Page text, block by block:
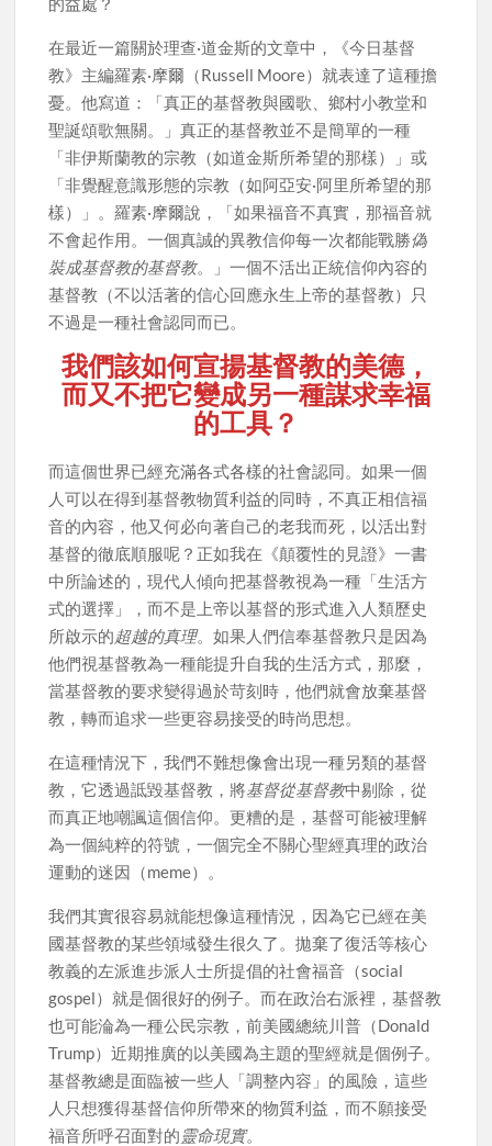
在最近一篇關於理查·道金斯的文章中，《今日基督
教》主編羅素·摩爾（Russell Moore）就表達了這種擔
憂。他寫道：「真正的基督教與國歌、鄉村小教堂和
聖誕頌歌無關。」真正的基督教並不是簡單的一種
「非伊斯蘭教的宗教（如道金斯所希望的那樣）」或
「非覺醒意識形態的宗教（如阿亞安·阿里所希望的那
樣）」。羅素·摩爾說，「如果福音不真實，那福音就
不會起作用。一個真誠的異教信仰每一次都能戰勝偽
裝成基督教的基督教。」一個不活出正統信仰內容的
基督教（不以活著的信心回應永生上帝的基督教）只
不過是一種社會認同而已。
我們該如何宣揚基督教的美德，
而又不把它變成另一種謀求幸福
的工具？
而這個世界已經充滿各式各樣的社會認同。如果一個
人可以在得到基督教物質利益的同時，不真正相信福
音的內容，他又何必向著自己的老我而死，以活出對
基督的徹底順服呢？正如我在《顛覆性的見證》一書
中所論述的，現代人傾向把基督教視為一種「生活方
式的選擇」，而不是上帝以基督的形式進入人類歷史
所啟示的超越的真理。如果人們信奉基督教只是因為
他們視基督教為一種能提升自我的生活方式，那麼，
當基督教的要求變得過於苛刻時，他們就會放棄基督
教，轉而追求一些更容易接受的時尚思想。
在這種情況下，我們不難想像會出現一種另類的基督
教，它透過詆毀基督教，將基督從基督教中剔除，從
而真正地嘲諷這個信仰。更糟的是，基督可能被理解
為一個純粹的符號，一個完全不關心聖經真理的政治
運動的迷因（meme）。
我們其實很容易就能想像這種情況，因為它已經在美
國基督教的某些領域發生很久了。拋棄了復活等核心
教義的左派進步派人士所提倡的社會福音（social
gospel）就是個很好的例子。而在政治右派裡，基督教
也可能淪為一種公民宗教，前美國總統川普（Donald
Trump）近期推廣的以美國為主題的聖經就是個例子。
基督教總是面臨被一些人「調整內容」的風險，這些
人只想獲得基督信仰所帶來的物質利益，而不願接受
福音所呼召面對的 靈命現實。